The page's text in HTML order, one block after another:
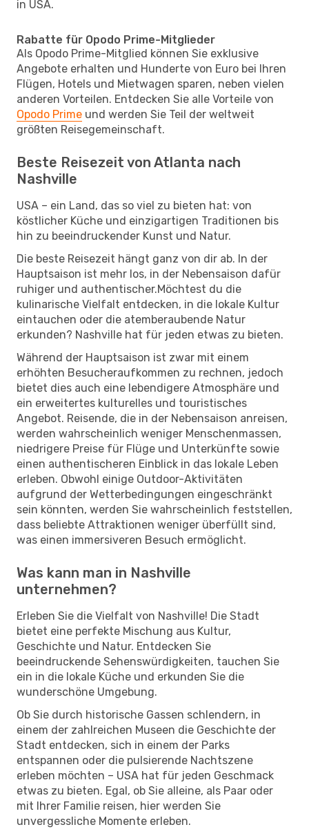
in USA.
Rabatte für Opodo Prime-Mitglieder
Als Opodo Prime-Mitglied können Sie exklusive
Angebote erhalten und Hunderte von Euro bei Ihren
Flügen, Hotels und Mietwagen sparen, neben vielen
anderen Vorteilen. Entdecken Sie alle Vorteile von
Opodo Prime und werden Sie Teil der weltweit
größten Reisegemeinschaft.
Beste Reisezeit von Atlanta nach
Nashville
USA – ein Land, das so viel zu bieten hat: von
köstlicher Küche und einzigartigen Traditionen bis
hin zu beeindruckender Kunst und Natur.
Die beste Reisezeit hängt ganz von dir ab. In der
Hauptsaison ist mehr los, in der Nebensaison dafür
ruhiger und authentischer.Möchtest du die
kulinarische Vielfalt entdecken, in die lokale Kultur
eintauchen oder die atemberaubende Natur
erkunden? Nashville hat für jeden etwas zu bieten.
Während der Hauptsaison ist zwar mit einem
erhöhten Besucheraufkommen zu rechnen, jedoch
bietet dies auch eine lebendigere Atmosphäre und
ein erweitertes kulturelles und touristisches
Angebot. Reisende, die in der Nebensaison anreisen,
werden wahrscheinlich weniger Menschenmassen,
niedrigere Preise für Flüge und Unterkünfte sowie
einen authentischeren Einblick in das lokale Leben
erleben. Obwohl einige Outdoor-Aktivitäten
aufgrund der Wetterbedingungen eingeschränkt
sein könnten, werden Sie wahrscheinlich feststellen,
dass beliebte Attraktionen weniger überfüllt sind,
was einen immersiveren Besuch ermöglicht.
Was kann man in Nashville
unternehmen?
Erleben Sie die Vielfalt von Nashville! Die Stadt
bietet eine perfekte Mischung aus Kultur,
Geschichte und Natur. Entdecken Sie
beeindruckende Sehenswürdigkeiten, tauchen Sie
ein in die lokale Küche und erkunden Sie die
wunderschöne Umgebung.
Ob Sie durch historische Gassen schlendern, in
einem der zahlreichen Museen die Geschichte der
Stadt entdecken, sich in einem der Parks
entspannen oder die pulsierende Nachtszene
erleben möchten – USA hat für jeden Geschmack
etwas zu bieten. Egal, ob Sie alleine, als Paar oder
mit Ihrer Familie reisen, hier werden Sie
unvergessliche Momente erleben.